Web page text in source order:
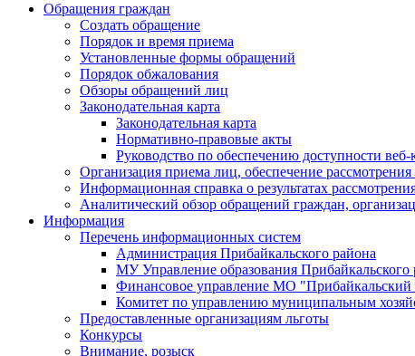
Обращения граждан
Создать обращение
Порядок и время приема
Установленные формы обращений
Порядок обжалования
Обзоры обращений лиц
Законодательная карта
Законодательная карта
Нормативно-правовые акты
Руководство по обеспечению доступности веб-
Организация приема лиц, обеспечение
Информационная справка о результатах
Аналитический обзор обращений граждан,
Информация
Перечень информационных систем
Администрация Прибайкальского района
МУ Управление образования Прибайкальского
Финансовое управление МО "Прибайкальский
Комитет по управлению муниципальным
Предоставленные организациям льготы
Конкурсы
Внимание, розыск